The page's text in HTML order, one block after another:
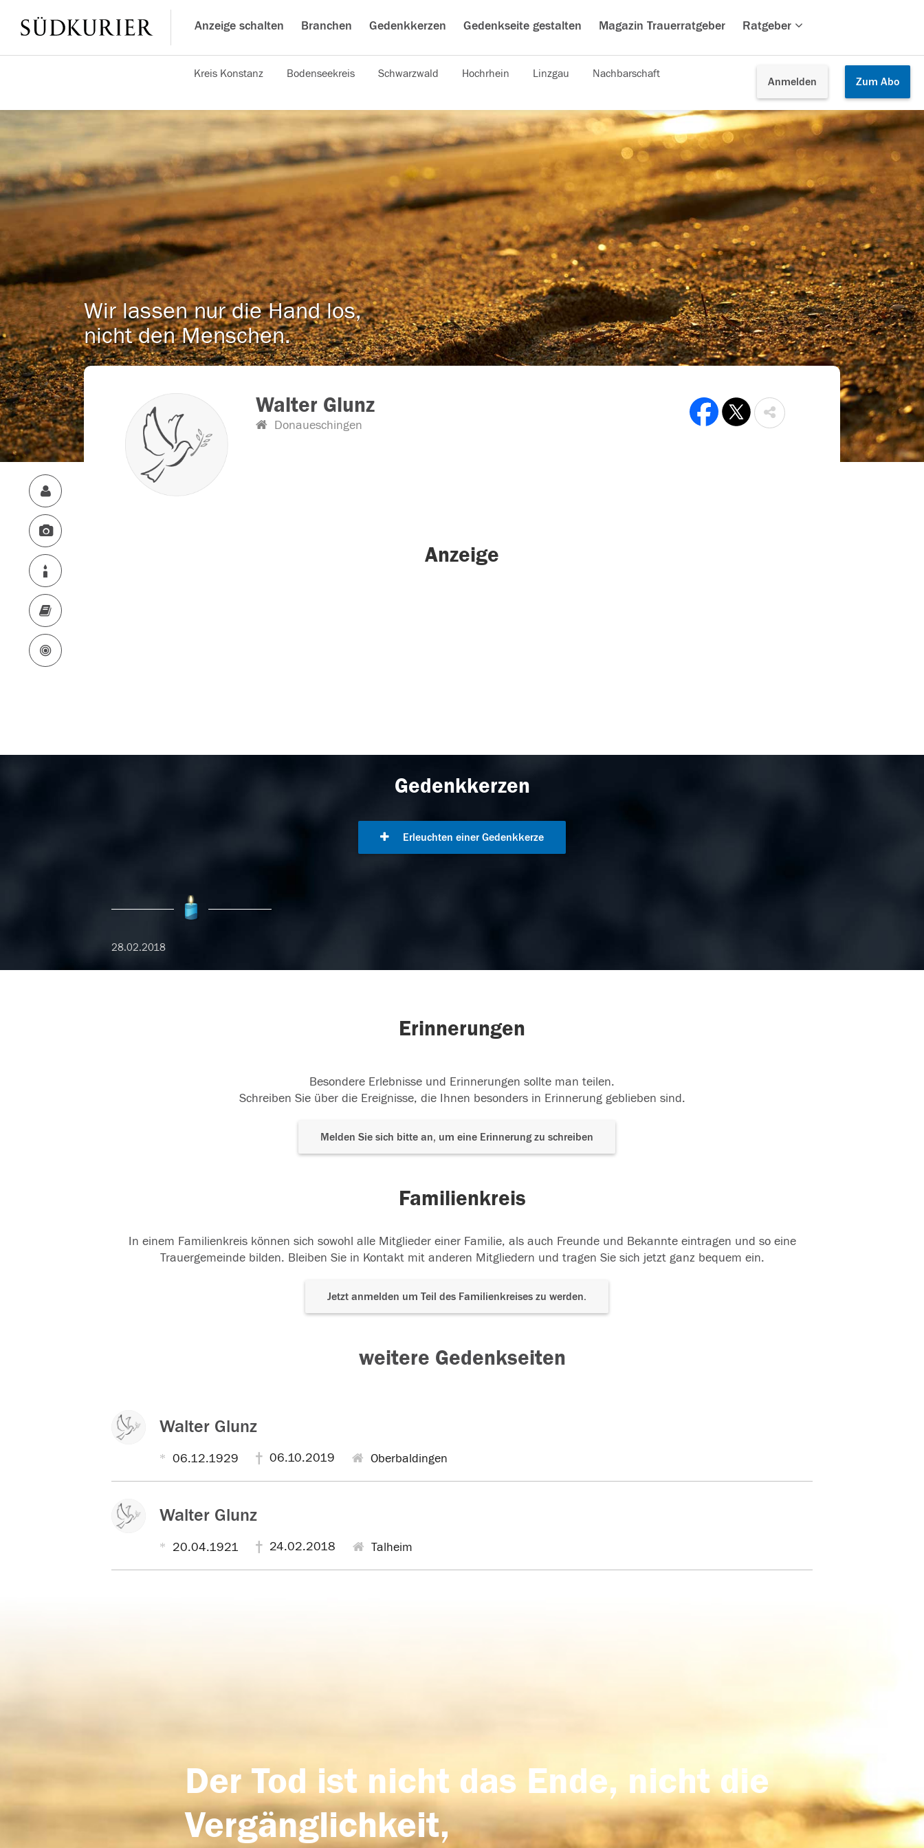
Anzeige schalten Branchen Gedenkkerzen Gedenkseite gestalten Magazin Trauerratgeber Ratgeber
Anmelden Zum Abo
Kreis Konstanz Bodenseekreis Schwarzwald Hochrhein Linzgau Nachbarschaft
Wir lassen nur die Hand los,
nicht den Menschen.
Walter Glunz
Donaueschingen
Anzeige
Gedenkkerzen
Erleuchten einer Gedenkkerze
28.02.2018
Erinnerungen
Besondere Erlebnisse und Erinnerungen sollte man teilen.
Schreiben Sie über die Ereignisse, die Ihnen besonders in Erinnerung geblieben sind.
Melden Sie sich bitte an, um eine Erinnerung zu schreiben
Familienkreis
In einem Familienkreis können sich sowohl alle Mitglieder einer Familie, als auch Freunde und Bekannte eintragen und so eine
Trauergemeinde bilden. Bleiben Sie in Kontakt mit anderen Mitgliedern und tragen Sie sich jetzt ganz bequem ein.
Jetzt anmelden um Teil des Familienkreises zu werden.
weitere Gedenkseiten
Walter Glunz
06.12.1929 06.10.2019 Oberbaldingen
Walter Glunz
20.04.1921 24.02.2018 Talheim
Der Tod ist nicht das Ende, nicht die
Vergänglichkeit,